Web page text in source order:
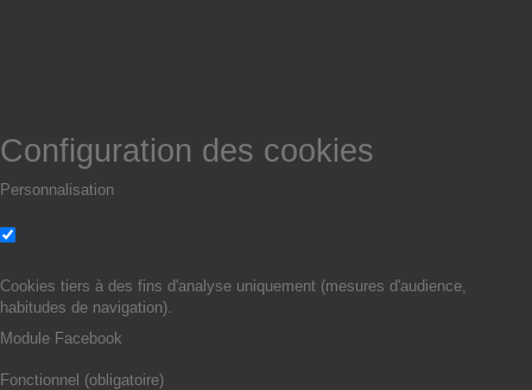
Configuration des cookies
Personnalisation
Cookies tiers à des fins d'analyse uniquement (mesures d'audience,
habitudes de navigation).
Module Facebook
Fonctionnel (obligatoire)